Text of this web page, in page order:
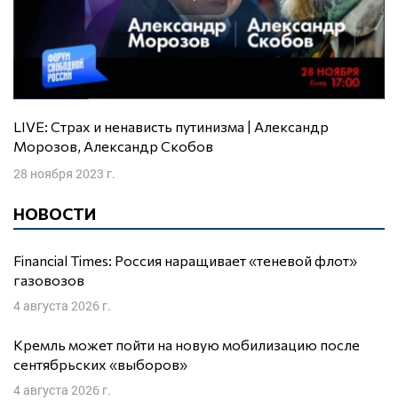
LIVE: Страх и ненависть путинизма | Александр
Морозов, Александр Скобов
28 ноября 2023 г.
НОВОСТИ
Financial Times: Россия наращивает «теневой флот»
газовозов
4 августа 2026 г.
Кремль может пойти на новую мобилизацию после
сентябрьских «выборов»
4 августа 2026 г.